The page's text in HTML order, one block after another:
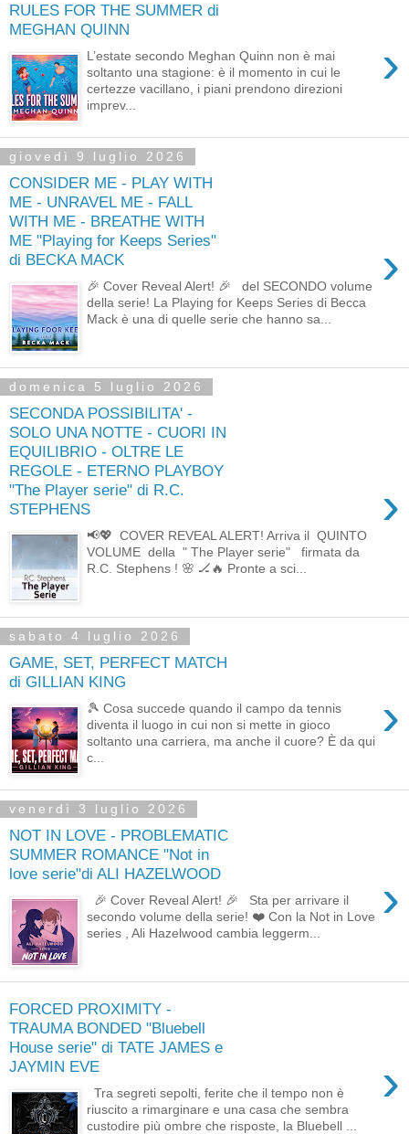
RULES FOR THE SUMMER di
MEGHAN QUINN
›
L’estate secondo Meghan Quinn non è mai
soltanto una stagione: è il momento in cui le
certezze vacillano, i piani prendono direzioni
imprev...
giovedì 9 luglio 2026
CONSIDER ME - PLAY WITH
ME - UNRAVEL ME - FALL
WITH ME - BREATHE WITH
ME "Playing for Keeps Series"
di BECKA MACK
›
🎉 Cover Reveal Alert! 🎉 del SECONDO volume
della serie! La Playing for Keeps Series di Becca
Mack è una di quelle serie che hanno sa...
domenica 5 luglio 2026
SECONDA POSSIBILITA' -
SOLO UNA NOTTE - CUORI IN
EQUILIBRIO - OLTRE LE
REGOLE - ETERNO PLAYBOY
"The Player serie" di R.C.
STEPHENS
›
📢💖 COVER REVEAL ALERT! Arriva il QUINTO
VOLUME della " The Player serie" firmata da
R.C. Stephens ! 🌸 🏒🔥 Pronte a sci...
sabato 4 luglio 2026
GAME, SET, PERFECT MATCH
di GILLIAN KING
›
🎾 Cosa succede quando il campo da tennis
diventa il luogo in cui non si mette in gioco
soltanto una carriera, ma anche il cuore? È da qui
c...
venerdì 3 luglio 2026
NOT IN LOVE - PROBLEMATIC
SUMMER ROMANCE "Not in
love serie"di ALI HAZELWOOD
›
🎉 Cover Reveal Alert! 🎉 Sta per arrivare il
secondo volume della serie! ❤️ Con la Not in Love
series , Ali Hazelwood cambia leggerm...
FORCED PROXIMITY -
TRAUMA BONDED "Bluebell
House serie" di TATE JAMES e
JAYMIN EVE
›
Tra segreti sepolti, ferite che il tempo non è
riuscito a rimarginare e una casa che sembra
custodire più ombre che risposte, la Bluebell ...